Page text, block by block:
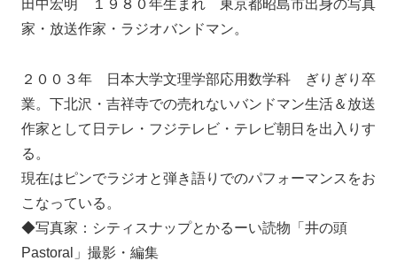
田中宏明 １９８０年生まれ 東京都昭島市出身の写真
家・放送作家・ラジオバンドマン。
２００３年 日本大学文理学部応用数学科 ぎりぎり卒
業。下北沢・吉祥寺での売れないバンドマン生活＆放送
作家として日テレ・フジテレビ・テレビ朝日を出入りす
る。
現在はピンでラジオと弾き語りでのパフォーマンスをお
こなっている。
◆写真家：シティスナップとかるーい読物「井の頭
Pastoral」撮影・編集